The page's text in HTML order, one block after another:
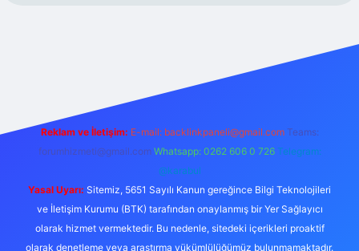
Reklam ve İletişim: E-mail: backlinkpaneli@gmail.com Teams:
forumhizmeti@gmail.com Whatsapp: 0262 606 0 726 Telegram:
@karabul
Yasal Uyarı: Sitemiz, 5651 Sayılı Kanun gereğince Bilgi Teknolojileri
ve İletişim Kurumu (BTK) tarafından onaylanmış bir Yer Sağlayıcı
olarak hizmet vermektedir. Bu nedenle, sitedeki içerikleri proaktif
olarak denetleme veya araştırma yükümlülüğümüz bulunmamaktadır.